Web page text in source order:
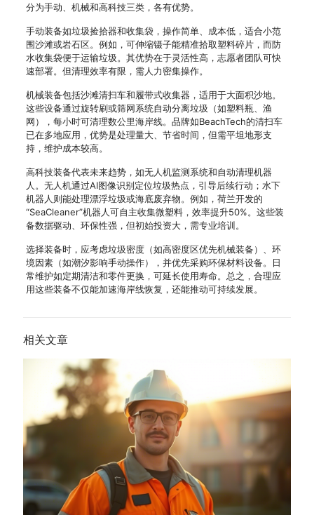
分为手动、机械和高科技三类，各有优势。
手动装备如垃圾捡拾器和收集袋，操作简单、成本低，适合小范
围沙滩或岩石区。例如，可伸缩镊子能精准拾取塑料碎片，而防
水收集袋便于运输垃圾。其优势在于灵活性高，志愿者团队可快
速部署。但清理效率有限，需人力密集操作。
机械装备包括沙滩清扫车和履带式收集器，适用于大面积沙地。
这些设备通过旋转刷或筛网系统自动分离垃圾（如塑料瓶、渔
网），每小时可清理数公里海岸线。品牌如BeachTech的清扫车
已在多地应用，优势是处理量大、节省时间，但需平坦地形支
持，维护成本较高。
高科技装备代表未来趋势，如无人机监测系统和自动清理机器
人。无人机通过AI图像识别定位垃圾热点，引导后续行动；水下
机器人则能处理漂浮垃圾或海底废弃物。例如，荷兰开发的
“SeaCleaner”机器人可自主收集微塑料，效率提升50%。这些装
备数据驱动、环保性强，但初始投资大，需专业培训。
选择装备时，应考虑垃圾密度（如高密度区优先机械装备）、环
境因素（如潮汐影响手动操作），并优先采购环保材料设备。日
常维护如定期清洁和零件更换，可延长使用寿命。总之，合理应
用这些装备不仅能加速海岸线恢复，还能推动可持续发展。
相关文章